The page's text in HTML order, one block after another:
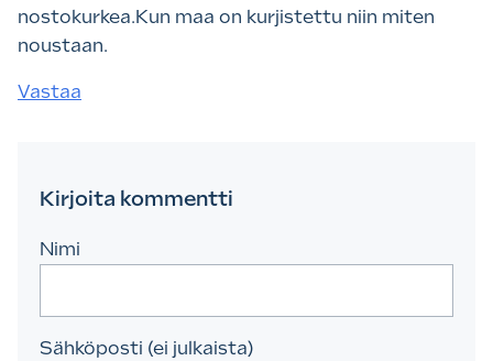
nostokurkea.Kun maa on kurjistettu niin miten
noustaan.
Vastaa
Kirjoita kommentti
Nimi
Sähköposti (ei julkaista)